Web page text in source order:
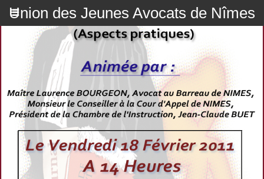
Union des Jeunes Avocats de Nîmes